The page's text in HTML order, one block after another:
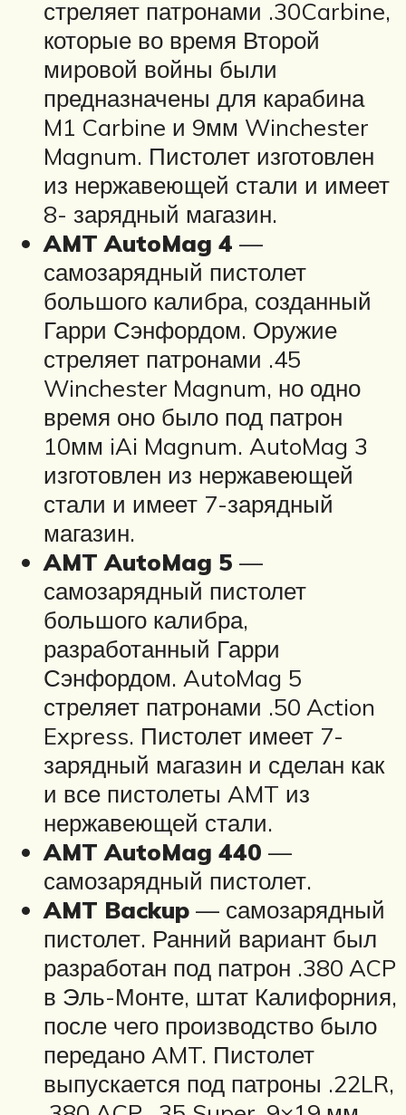
стреляет патронами .30Carbine,
которые во время Второй
мировой войны были
предназначены для карабина
M1 Carbine и 9мм Winchester
Magnum. Пистолет изготовлен
из нержавеющей стали и имеет
8- зарядный магазин.
AMT AutoMag 4 —
самозарядный пистолет
большого калибра, созданный
Гарри Сэнфордом. Оружие
стреляет патронами .45
Winchester Magnum, но одно
время оно было под патрон
10мм iAi Magnum. AutoMag 3
изготовлен из нержавеющей
стали и имеет 7-зарядный
магазин.
AMT AutoMag 5 —
самозарядный пистолет
большого калибра,
разработанный Гарри
Сэнфордом. AutoMag 5
стреляет патронами .50 Action
Express. Пистолет имеет 7-
зарядный магазин и сделан как
и все пистолеты AMT из
нержавеющей стали.
AMT AutoMag 440 —
самозарядный пистолет.
AMT Backup — самозарядный
пистолет. Ранний вариант был
разработан под патрон .380 ACP
в Эль-Монте, штат Калифорния,
после чего производство было
передано AMT. Пистолет
выпускается под патроны .22LR,